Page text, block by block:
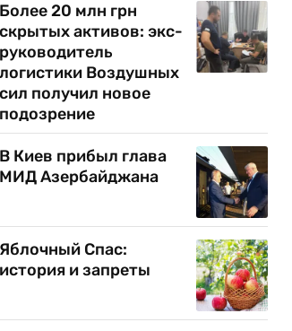
Более 20 млн грн
скрытых активов: экс-
руководитель
логистики Воздушных
сил получил новое
подозрение
В Киев прибыл глава
МИД Азербайджана
Яблочный Спас:
история и запреты